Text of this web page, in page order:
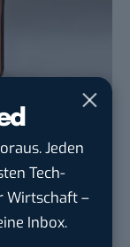
Jeden
Tech-
Wirtschaft –
Inbox.
für
das